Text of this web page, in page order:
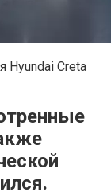
Hyundai Creta